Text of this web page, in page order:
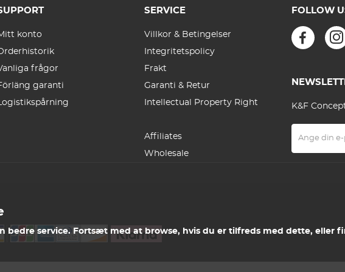
konto
frågor
garanti
Logistikspårning
SERVICE
Villkor & Betingelser
Integritetspolicy
Frakt
Garanti & Retur
Intellectual Property Right
Affiliates
Wholesale
FOLLOW
K&F
bedre service. Fortsæt med at browse, hvis du er tilfreds med dette, eller